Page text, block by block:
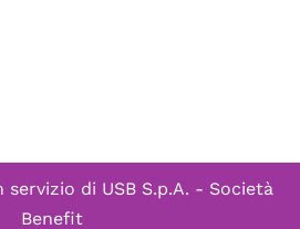
servizio di USB S.p.A. - Società
Benefit